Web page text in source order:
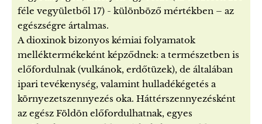
féle vegyületből 17) - különböző mértékben – az
egészségre ártalmas.
A dioxinok bizonyos kémiai folyamatok
melléktermékeként képződnek: a természetben is
előfordulnak (vulkánok, erdőtüzek), de általában
ipari tevékenység, valamint hulladékégetés a
környezetszennyezés oka. Háttérszennyezésként
az egész Földön előfordulhatnak, egyes